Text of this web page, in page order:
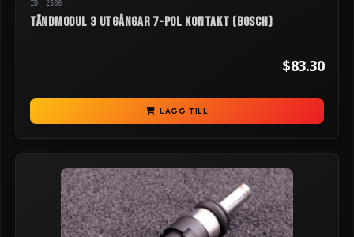
ID: 2508
Tändmodul 3 utgångar 7-pol kontakt (Bosch)
$83.30
LÄGG TILL